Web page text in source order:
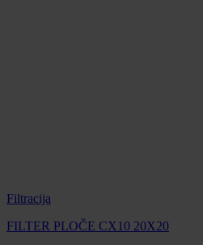
Filtracija
FILTER PLOČE CX10 20X20